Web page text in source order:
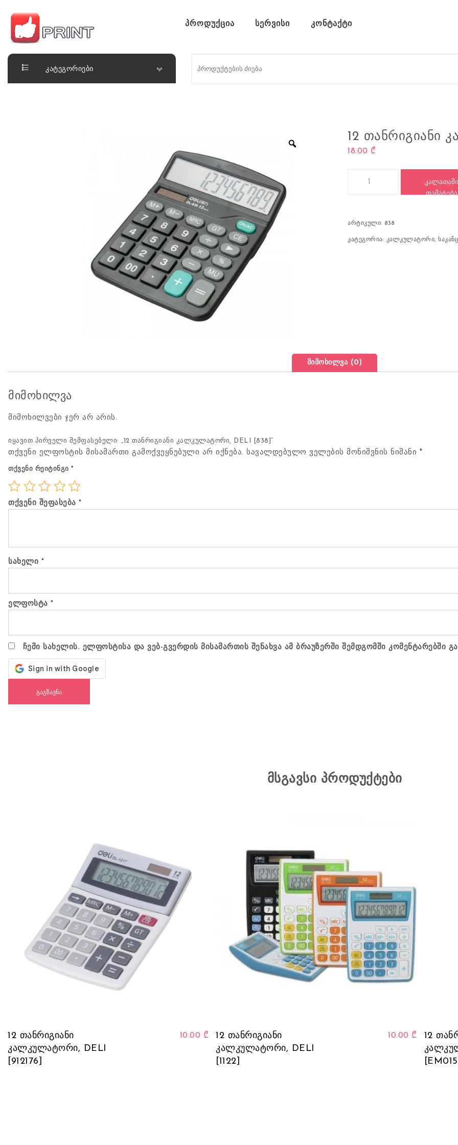
Skip to content
ლაიქ ფრინთ
პროდუქცია სერვისი კონტაქტი
კატეგორიები
12 ᲗᲐᲜᲠᲘᲒᲘᲐᲜᲘ
18.00 ₾
ᲙᲐᲚᲐᲗᲐᲨᲘ
ᲓᲐᲛᲐᲢᲔᲑᲐ
არტიკული: 838
კატეგორია: კალკულატორი,
მიმოხილვა (0)
მიმოხილვა
მიმოხილვები ჯერ არ არის.
იყავით პირველი შემფასებელი: „12 თანრიგიანი კალკულატორი, DELI [838]“
თქვენი ელფოსტის მისამართი გამოქვეყნებული არ იქნება. სავალდებულო ველების მონიშვნის ნიშანი *
თქვენი რეიტინგი *
თქვენი შეფასება *
სახელი *
ელფოსტა *
ჩემი სახელის. ელფოსტისა და ვებ-გვერდის მისამართის შენახვა ამ ბრაუზერში შემდგომში კომენტარებში
მსგავსი პროდუქტები
12 თანრიგიანი
კალკულატორი, DELI
[912176]
10.00 ₾
12 თანრიგიანი
კალკულატორი, DELI
[1122]
10.00 ₾
12